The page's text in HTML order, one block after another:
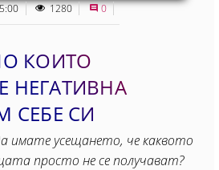
1280 0
КОИТО
НЕГАТИВНА
СЕБЕ СИ
имате усещането, че каквото
просто не се получават?